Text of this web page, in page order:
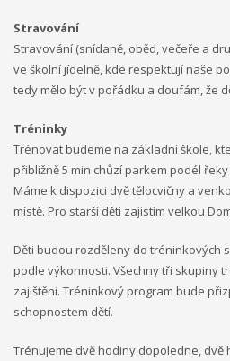
Stravování
Stravování (snídaně, oběd, večeře a
ve školní jídelně, kde respektují naše
tedy mělo být v pořádku a doufám, že
Tréninky
Trénovat budeme na základní škole,
přibližně 5 min chůzí parkem podél
Máme k dispozici dvě tělocvičny a
místě. Pro starší děti zajistím velkou
Děti budou rozděleny do tréninkových
podle výkonnosti. Všechny tři skupiny
zajištěni. Tréninkový program bude
schopnostem dětí.
Trénujeme dvě hodiny dopoledne,